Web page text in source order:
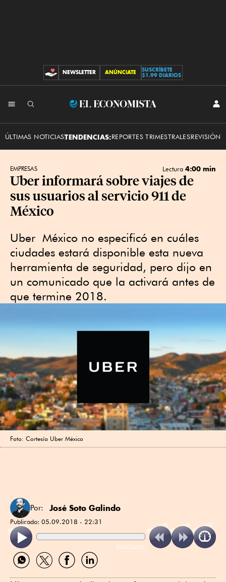
CONTRIBUCIONES
NEWSLETTER ANÚNCIATE
SUSCRÍBETE
$1.99 DIARIOS
El
ÚLTIMAS NOTICIASTENDENCIAS:REPORTES TRIMESTRALESREVISIÓN
EMPRESAS Lectura 4:00 min
Uber informará sobre viajes de
sus usuarios al servicio 911 de
México
Uber México no especificó en cuáles
ciudades estará disponible esta nueva
herramienta de seguridad, pero dijo en
un comunicado que la activará antes de
que termine 2018.
Foto: Cortesía Uber México
Por: José Soto Galindo
Publicado: 05.09.2018 - 22:31
ReadSpeaker
Compartir
por
Compartir
por
Compartir
por
Compartir
por